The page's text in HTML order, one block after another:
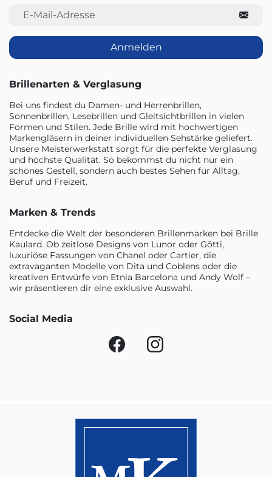
E-Mail-Adresse
Anmelden
Brillenarten & Verglasung
Bei uns findest du Damen- und Herrenbrillen,
Sonnenbrillen, Lesebrillen und Gleitsichtbrillen in vielen
Formen und Stilen. Jede Brille wird mit hochwertigen
Markengläsern in deiner individuellen Sehstärke geliefert.
Unsere Meisterwerkstatt sorgt für die perfekte Verglasung
und höchste Qualität. So bekommst du nicht nur ein
schönes Gestell, sondern auch bestes Sehen für Alltag,
Beruf und Freizeit.
Marken & Trends
Entdecke die Welt der besonderen Brillenmarken bei Brille
Kaulard. Ob zeitlose Designs von Lunor oder Götti,
luxuriöse Fassungen von Chanel oder Cartier, die
extravaganten Modelle von Dita und Coblens oder die
kreativen Entwürfe von Etnia Barcelona und Andy Wolf –
wir präsentieren dir eine exklusive Auswahl.
Social Media